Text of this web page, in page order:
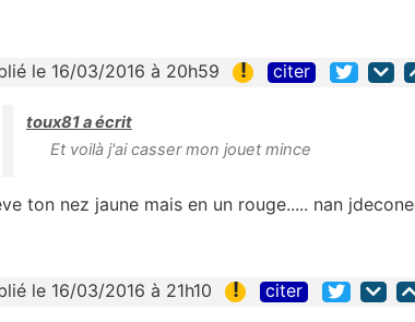
le 16/03/2016 à 20h59 ! citer
toux81 a écrit
Et voilà j'ai casser mon jouet mince
ton nez jaune mais en un rouge..... nan jdecone
le 16/03/2016 à 21h10 ! citer